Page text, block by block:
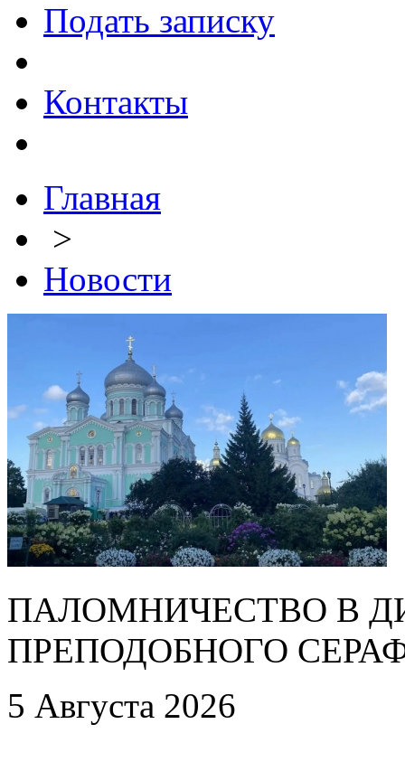
Подать записку
Контакты
Главная
>
Новости
ПАЛОМНИЧЕСТВО В
ПРЕПОДОБНОГО
5 Августа 2026